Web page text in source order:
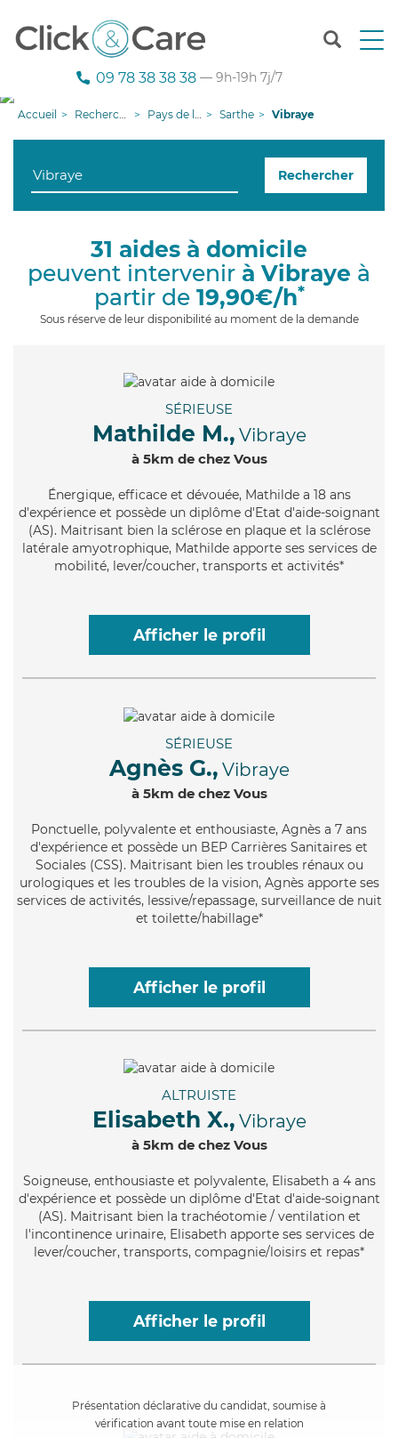
T
n
g
09 78 38 38 38 — 9h-19h 7j/7
Accueil Recherche aide à domicile Pays de la Loire Sarthe Vibraye
Rechercher
31 aides à domicile
peuvent intervenir à Vibraye à
partir de 19,90€/h*
Sous réserve de leur disponibilité au moment de la demande
SÉRIEUSE
Mathilde M., Vibraye
à 5km de chez Vous
Énergique, efficace et dévouée, Mathilde a 18 ans
d'expérience et possède un diplôme d'Etat d'aide-soignant
(AS). Maitrisant bien la sclérose en plaque et la sclérose
latérale amyotrophique, Mathilde apporte ses services de
mobilité, lever/coucher, transports et activités*
Afficher le profil
SÉRIEUSE
Agnès G., Vibraye
à 5km de chez Vous
Ponctuelle, polyvalente et enthousiaste, Agnès a 7 ans
d'expérience et possède un BEP Carrières Sanitaires et
Sociales (CSS). Maitrisant bien les troubles rénaux ou
urologiques et les troubles de la vision, Agnès apporte ses
services de activités, lessive/repassage, surveillance de nuit
et toilette/habillage*
Afficher le profil
ALTRUISTE
Elisabeth X., Vibraye
à 5km de chez Vous
Soigneuse, enthousiaste et polyvalente, Elisabeth a 4 ans
d'expérience et possède un diplôme d'Etat d'aide-soignant
(AS). Maitrisant bien la trachéotomie / ventilation et
l'incontinence urinaire, Elisabeth apporte ses services de
lever/coucher, transports, compagnie/loisirs et repas*
Afficher le profil
Présentation déclarative du candidat, soumise à
vérification avant toute mise en relation